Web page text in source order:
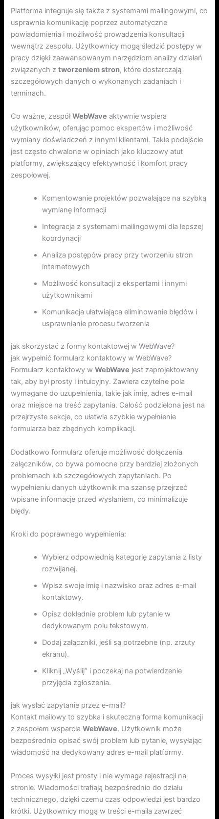
Platforma integruje się także z systemami mailingowymi, co
usprawnia komunikację poprzez automatyczne
powiadomienia i możliwość prowadzenia konsultacji
wewnątrz zespołu. Użytkownicy mogą śledzić postępy w
pracy dzięki zaawansowanym narzędziom analizy działań
związanych ztworzeniem stron, które dostarczają
szczegółowych danych o wykonanych zadaniach i
terminach.
Co ważne, zespółWebWave aktywnie wspiera
użytkowników, oferując pomoc ekspertów i możliwość
wymiany doświadczeń z innymi klientami. Takie podejście
jest często chwalone w opiniach jako kluczowy atut
platformy, zwiększający efektywność i komfort pracy
zespołowej.
Komentowanie projektów pozwalające na szybką
wymianę informacji
Integracja z systemami mailingowymi dla lepszej
koordynacji
Analiza postępów pracy przy tworzeniu stron
internetowych
Możliwość konsultacji z ekspertami i innymi
użytkownikami
Komunikacja ułatwiająca eliminowanie błędów i
usprawnianie procesu tworzenia
jak skorzystać z formy kontaktowej w WebWave?
jak wypełnić formularz kontaktowy w WebWave?
Formularz kontaktowy wWebWave jest zaprojektowany
tak, aby był prosty i intuicyjny. Zawiera czytelne pola
wymagane do uzupełnienia, takie jak imię, adres e-mail
oraz miejsce na treść zapytania. Całość podzielona jest na
przejrzyste sekcje, co ułatwia szybkie wypełnienie
formularza bez zbędnych komplikacji.
Dodatkowo formularz oferuje możliwość dołączenia
załączników, co bywa pomocne przy bardziej złożonych
problemach lub szczegółowych zapytaniach. Po
wypełnieniu danych użytkownik ma szansę przejrzeć
wpisane informacje przed wysłaniem, co minimalizuje
błędy.
Kroki do poprawnego wypełnienia:
Wybierz odpowiednią kategorię zapytania z listy
rozwijanej.
Wpisz swoje imię i nazwisko oraz adres e-mail
kontaktowy.
Opisz dokładnie problem lub pytanie w
dedykowanym polu tekstowym.
Dodaj załączniki, jeśli są potrzebne (np. zrzuty
ekranu).
Kliknij „Wyślij” i poczekaj na potwierdzenie
przyjęcia zgłoszenia.
jak wysłać zapytanie przez e-mail?
Kontakt mailowy to szybka i skuteczna forma komunikacji
z zespołem wsparciaWebWave. Użytkownik może
bezpośrednio opisać swój problem lub pytanie, wysyłając
wiadomość na dedykowany adres e-mail platformy.
Proces wysyłki jest prosty i nie wymaga rejestracji na
stronie. Wiadomości trafiają bezpośrednio do działu
technicznego, dzięki czemu czas odpowiedzi jest bardzo
krótki. Użytkownicy mogą w treści e-maila zawrzeć